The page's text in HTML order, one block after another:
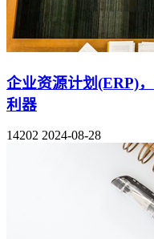
企业资源计划(ERP)
利器
14202 2024-08-28